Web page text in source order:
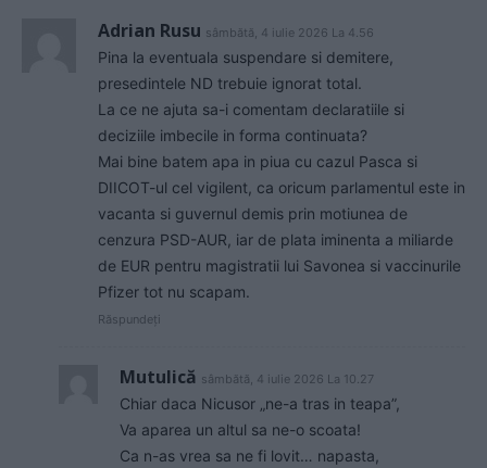
Adrian Rusu sâmbătă, 4 iulie 2026 La 4.56
Pina la eventuala suspendare si demitere,
presedintele ND trebuie ignorat total.
La ce ne ajuta sa-i comentam declaratiile si
deciziile imbecile in forma continuata?
Mai bine batem apa in piua cu cazul Pasca si
DIICOT-ul cel vigilent, ca oricum parlamentul este in
vacanta si guvernul demis prin motiunea de
cenzura PSD-AUR, iar de plata iminenta a miliarde
de EUR pentru magistratii lui Savonea si vaccinurile
Pfizer tot nu scapam.
Răspundeți
Mutulică sâmbătă, 4 iulie 2026 La 10.27
Chiar daca Nicusor „ne-a tras in teapa”,
Va aparea un altul sa ne-o scoata!
Ca n-as vrea sa ne fi lovit… napasta,